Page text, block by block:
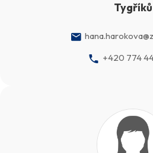
Tygříků
+420 774